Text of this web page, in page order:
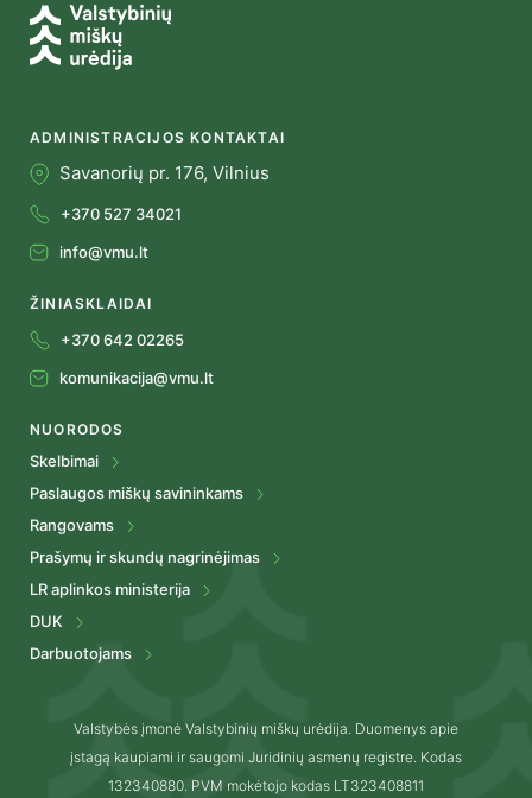
ADMINISTRACIJOS KONTAKTAI
Savanorių pr. 176, Vilnius
+370 527 34021
info@vmu.lt
ŽINIASKLAIDAI
+370 642 02265
komunikacija@vmu.lt
NUORODOS
Skelbimai
Paslaugos miškų savininkams
Rangovams
Prašymų ir skundų nagrinėjimas
LR aplinkos ministerija
DUK
Darbuotojams
Valstybės įmonė Valstybinių miškų urėdija. Duomenys apie
įstagą kaupiami ir saugomi Juridinių asmenų registre. Kodas
132340880. PVM mokėtojo kodas LT323408811